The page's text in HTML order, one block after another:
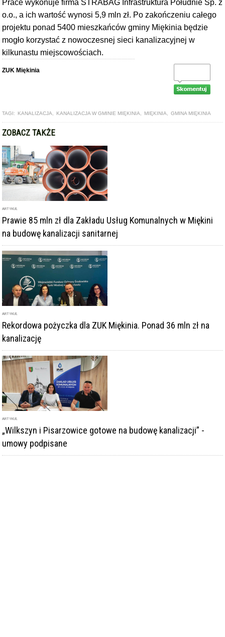
Prace wykonuje firma STRABAG Infrastruktura Południe Sp. z
o.o., a ich wartość wynosi 5,9 mln zł. Po zakończeniu całego
projektu ponad 5400 mieszkańców gminy Miękinia będzie
mogło korzystać z nowoczesnej sieci kanalizacyjnej w
kilkunastu miejscowościach.
ZUK Miękinia
TAGI: KANALIZACJA KANALIZACJA W GMINIE MIĘKINIA MIĘKINIA GMINA MIĘKINIA
ZOBACZ TAKŻE
ARTYKUŁ
Prawie 85 mln zł dla Zakładu Usług Komunalnych w Miękini
na budowę kanalizacji sanitarnej
ARTYKUŁ
Rekordowa pożyczka dla ZUK Miękinia. Ponad 36 mln zł na
kanalizację
ARTYKUŁ
„Wilkszyn i Pisarzowice gotowe na budowę kanalizacji” -
umowy podpisane